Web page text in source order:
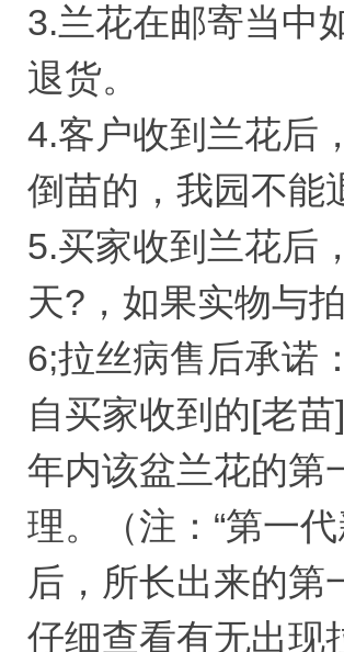
3.兰花在邮寄当中
退货。
4.客户收到兰花后
倒苗的，我园不能
5.买家收到兰花后
天?，如果实物与
6;拉丝病售后承诺：
自买家收到的[老
年内该盆兰花的第
理。（注：“第一
后，所长出来的第
仔细查看有无出现